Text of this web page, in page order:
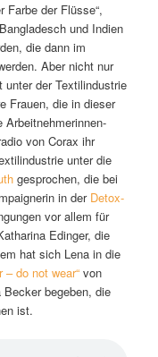
Farbe der Flüsse“,
und Indien
die dann im
Aber nicht nur
unter der Textilindustrie
Frauen, die in dieser
von Corax ihr
unter die
gesprochen, die bei
in der Detox-
vor allem für
Edinger, die
hat sich Lena in die
– do not wear“ von
begeben, die
ist.